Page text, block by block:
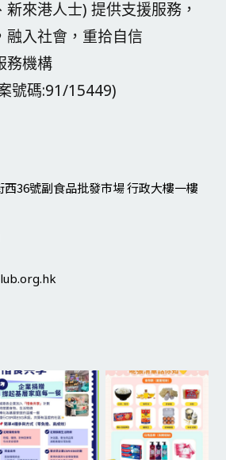
來港人士) 提供支援服務，
融入社會，重拾自信
務機構
號碼:91/15449)
36號副食品批發市場 行政大樓一樓